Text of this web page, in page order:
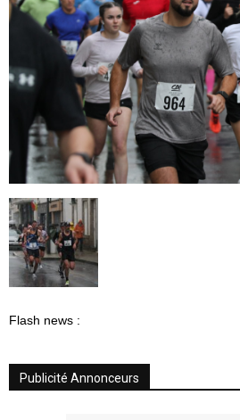
Flash news :
Publicité Annonceurs